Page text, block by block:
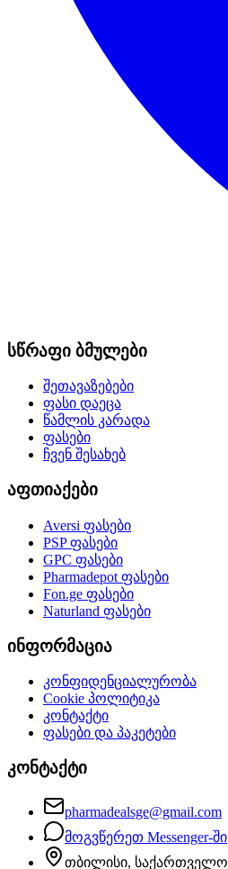
სწრაფი ბმულები
შეთავაზებები
ფასი დაეცა
წამლის კარადა
ფასები
ჩვენ შესახებ
აფთიაქები
Aversi ფასები
PSPფასები
GPC ფასები
Pharmadepot ფასები
Fon.ge ფასები
Naturland ფასები
ინფორმაცია
კონფიდენციალურობა
Cookie პოლიტიკა
კონტაქტი
ფასები და პაკეტები
კონტაქტი
pharmadealsge@gmail.com
მოგვწერეთ Messenger-ში
თბილისი, საქართველო